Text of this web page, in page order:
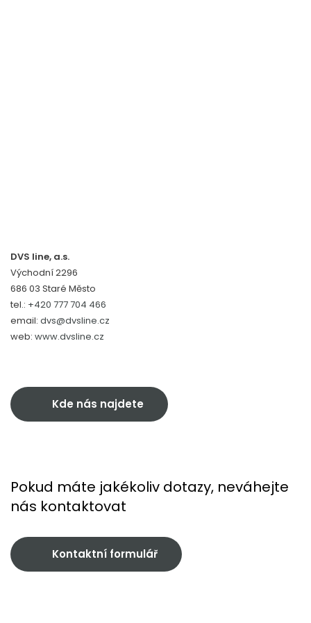
DVS line, a.s.
Východní 2296
686 03 Staré Město
tel.: +420 777 704 466
email: dvs@dvsline.cz
web: www.dvsline.cz
Kde nás najdete
Pokud máte jakékoliv dotazy, neváhejte
nás kontaktovat
Kontaktní formulář